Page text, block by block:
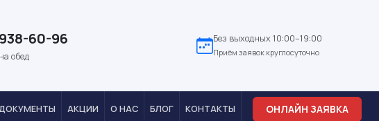
60-96
обед
Без выходных 10:00–19:00
Приём заявок круглосуточно
АКЦИИ О НАС БЛОГ КОНТАКТЫ ОНЛАЙН ЗАЯВКА